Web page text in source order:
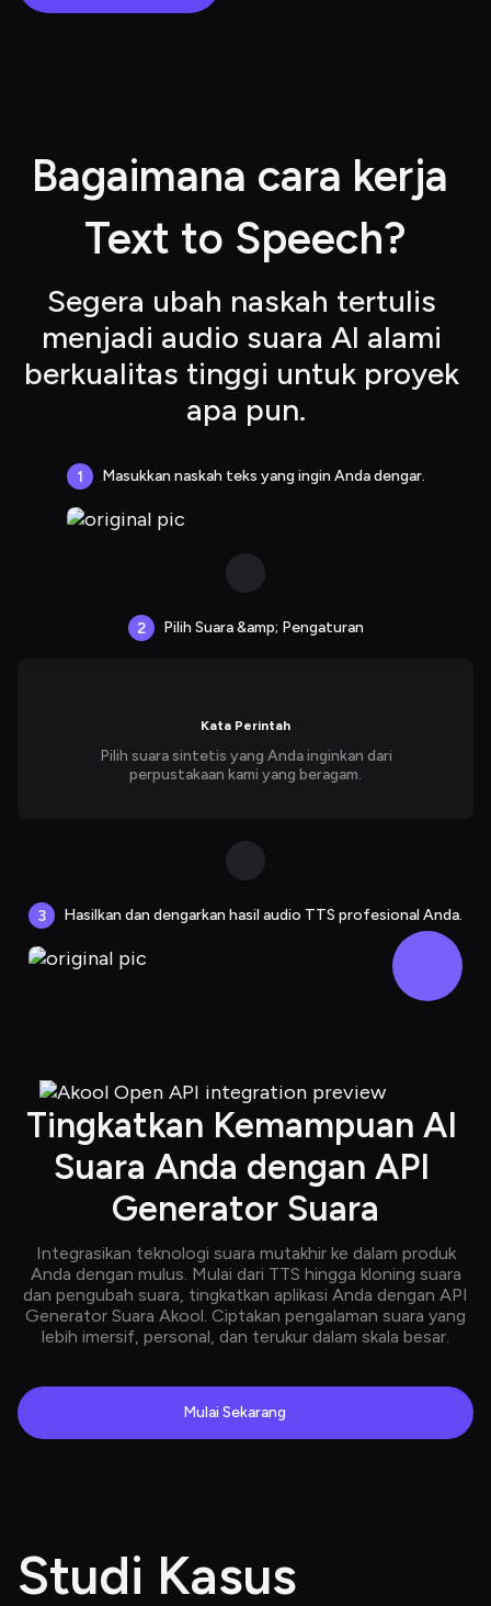
Bagaimana cara kerja
Text to Speech?
Segera ubah naskah tertulis
menjadi audio suara AI alami
berkualitas tinggi untuk proyek
apa pun.
1 Masukkan naskah teks yang ingin Anda dengar.
2 Pilih Suara &amp; Pengaturan
Kata Perintah
Pilih suara sintetis yang Anda inginkan dari
perpustakaan kami yang beragam.
3 Hasilkan dan dengarkan hasil audio TTS profesional Anda.
Tingkatkan Kemampuan AI
Suara Anda dengan API
Generator Suara
Integrasikan teknologi suara mutakhir ke dalam produk
Anda dengan mulus. Mulai dari TTS hingga kloning suara
dan pengubah suara, tingkatkan aplikasi Anda dengan API
Generator Suara Akool. Ciptakan pengalaman suara yang
lebih imersif, personal, dan terukur dalam skala besar.
Mulai Sekarang
Studi Kasus